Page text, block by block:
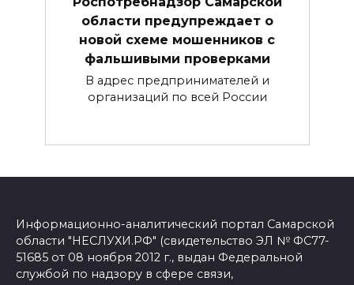
области предупреждает о
новой схеме мошенников с
фальшивыми проверками
В адрес предпринимателей и
организаций по всей России
Информационно-аналитический портал Самарской
области "НЕСЛУХИ.РФ" (свидетельство ЭЛ № ФС77-
51685 от 08 ноября 2012 г., выдан Федеральной
службой по надзору в сфере связи,